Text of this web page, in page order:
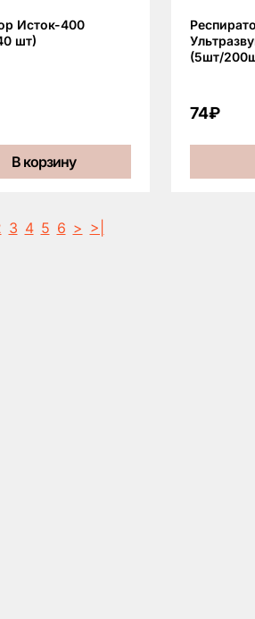
Исток-400
шт)
В корзину
(5шт/
74₽
3 4 5 6 > >|